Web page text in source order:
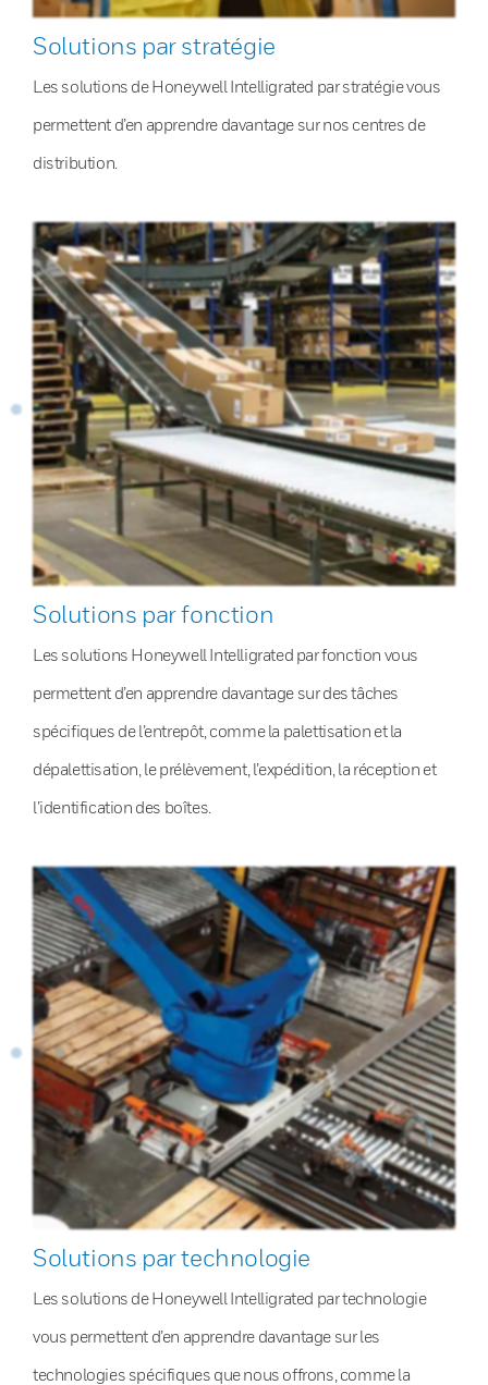
Solutions par stratégie
Les solutions de Honeywell Intelligrated par stratégie vous
permettent d’en apprendre davantage sur nos centres de
distribution.
Solutions par fonction
Les solutions Honeywell Intelligrated par fonction vous
permettent d’en apprendre davantage sur des tâches
spécifiques de l’entrepôt, comme la palettisation et la
dépalettisation, le prélèvement, l’expédition, la réception et
l’identification des boîtes.
Solutions par technologie
Les solutions de Honeywell Intelligrated par technologie
vous permettent d’en apprendre davantage sur les
technologies spécifiques que nous offrons, comme la